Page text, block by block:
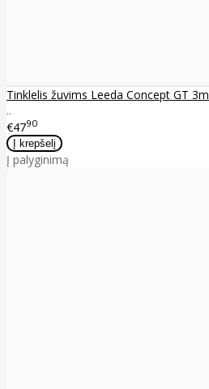
Tinklelis žuvims Leeda Concept GT 3m
..
€4790
Į palyginimą